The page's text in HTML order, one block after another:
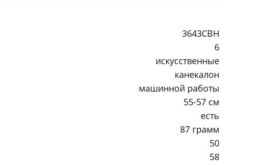
3643CBH
6
искусственные
канекалон
машинной работы
55-57 см
есть
87 грамм
50
58